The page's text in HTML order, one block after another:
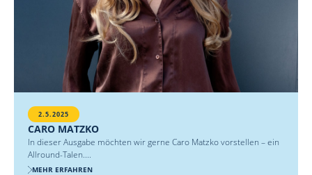
2.5.2025
CARO MATZKO
In dieser Ausgabe möchten wir gerne Caro Matzko vorstellen – ein
Allround-Talen....
MEHR ERFAHREN